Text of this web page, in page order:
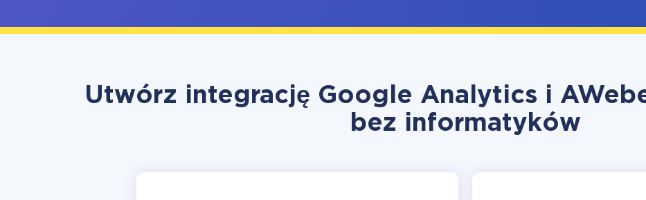
Utwórz integrację Google Analytics i
bez informatyków